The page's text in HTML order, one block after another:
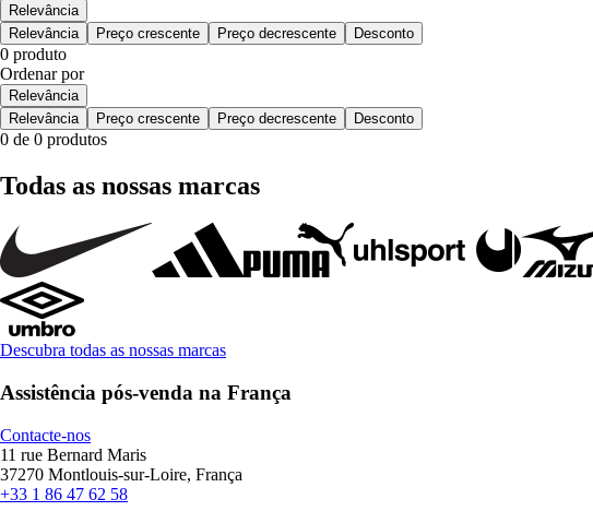
Relevância
Relevância
Preço crescente Preço decrescente Desconto
0 produto
Ordenar por
Relevância
Relevância
Preço crescente Preço decrescente Desconto
0 de 0 produtos
Todas as nossas marcas
Descubra todas as nossas marcas
Assistência pós-venda na França
Contacte-nos
11 rue Bernard Maris
37270 Montlouis-sur-Loire, França
+33 1 86 47 62 58